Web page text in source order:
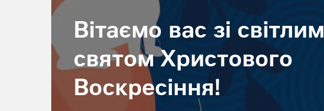
Вітаємо вас зі світлим
святом Христового
Воскресіння!